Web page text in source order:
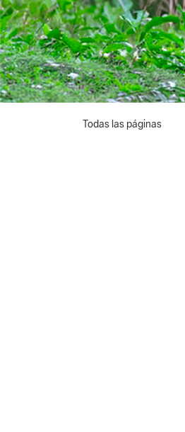
Todas las páginas